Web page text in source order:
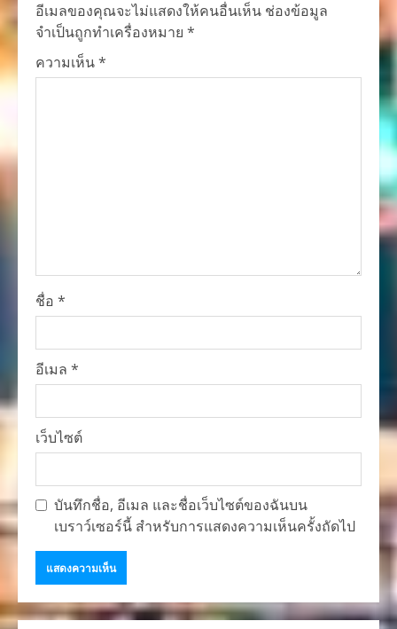
อีเมลของคุณจะไม่แสดงให้คนอื่นเห็น ช่องข้อมูล
จำเป็นถูกทำเครื่องหมาย *
ความเห็น*
ชื่อ *
อีเมล *
เว็บไซต์
บันทึกชื่อ, อีเมล และชื่อเว็บไซต์ของฉันบน
เบราว์เซอร์นี้ สำหรับการแสดงความเห็นครั้งถัดไป